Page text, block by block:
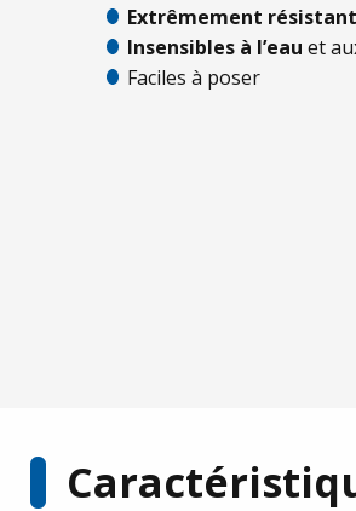
Extrêmement
Insensibles à l’eau et
Faciles à poser